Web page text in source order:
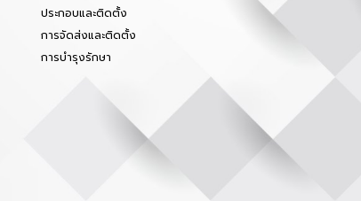
ประกอบและติดตั้ง
การจัดส่งและติดตั้ง
การบำรุงรักษา